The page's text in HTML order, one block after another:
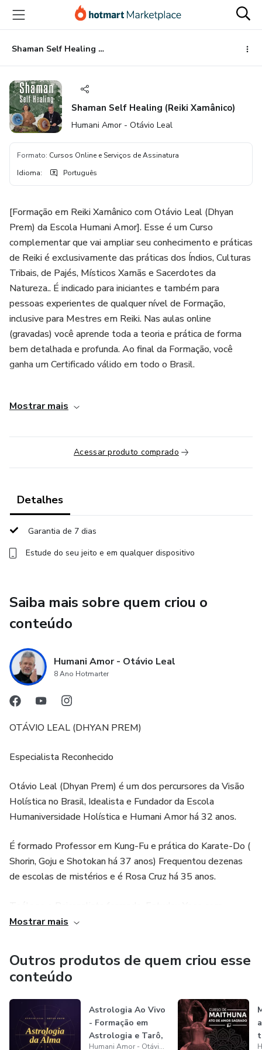
para
conteúdo
principal
para
pagamento
para
rodapé
Shaman Self Healing (Reiki Xamânico)
Shaman Self Healing (Reiki Xamânico)
Humani Amor - Otávio Leal
Formato: Cursos Online e Serviços de Assinatura
Idioma: Português
[Formação em Reiki Xamânico com Otávio Leal (Dhyan
Prem) da Escola Humani Amor]. Esse é um Curso
complementar que vai ampliar seu conhecimento e práticas
de Reiki é exclusivamente das práticas dos Índios, Culturas
Tribais, de Pajés, Místicos Xamãs e Sacerdotes da
Natureza.. É indicado para iniciantes e também para
pessoas experientes de qualquer nível de Formação,
inclusive para Mestres em Reiki. Nas aulas online
(gravadas) você aprende toda a teoria e prática de forma
bem detalhada e profunda. Ao final da Formação, você
ganha um Certificado válido em todo o Brasil.
da área de perguntas de cada aula e tem 7 dias de garantia
matrícula hoje na condição de pagamento especial no
boleto ou no cartão de crédito em até 12 parcelas.
Mostrar mais
Acessar produto comprado
Detalhes
Garantia de 7 dias
Estude do seu jeito e em qualquer dispositivo
Saiba mais sobre quem criou o
conteúdo
Humani Amor - Otávio Leal
8 Ano Hotmarter
OTÁVIO LEAL (DHYAN PREM)
Especialista Reconhecido
Otávio Leal (Dhyan Prem) é um dos percursores da Visão
Holística no Brasil, Idealista e Fundador da Escola
Humaniversidade Holística e Humani Amor há 32 anos.
É formado Professor em Kung-Fu e prática do Karate-Do (
Shorin, Goju e Shotokan há 37 anos) Frequentou dezenas
de escolas de mistérios e é Rosa Cruz há 35 anos.
grandes mestres no Brail e na Índia.
Auto-conhecimento e Yoga.
Swaha, Satya,Ramesh entre tantos outros.
Há 29 anos tem programas na radio mundial em São
Mostrar mais
Outros produtos de quem criou esse
conteúdo
Astrologia Ao Vivo
- Formação em
Astrologia e Tarô,
Humani Amor - Otávio Leal